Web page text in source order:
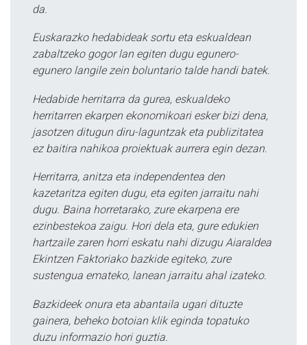
da.
Euskarazko hedabideak sortu eta eskualdean
zabaltzeko gogor lan egiten dugu egunero-
egunero langile zein boluntario talde handi batek.
Hedabide herritarra da gurea, eskualdeko
herritarren ekarpen ekonomikoari esker bizi dena,
jasotzen ditugun diru-laguntzak eta publizitatea
ez baitira nahikoa proiektuak aurrera egin dezan.
Herritarra, anitza eta independentea den
kazetaritza egiten dugu, eta egiten jarraitu nahi
dugu. Baina horretarako, zure ekarpena ere
ezinbestekoa zaigu. Hori dela eta, gure edukien
hartzaile zaren horri eskatu nahi dizugu Aiaraldea
Ekintzen Faktoriako bazkide egiteko, zure
sustengua emateko, lanean jarraitu ahal izateko.
Bazkideek onura eta abantaila ugari dituzte
gainera, beheko botoian klik eginda topatuko
duzu informazio hori guztia.